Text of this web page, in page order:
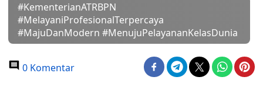
#KementerianATRBPN
#MelayaniProfesionalTerpercaya
#MajuDanModern #MenujuPelayananKelasDunia
0 Komentar